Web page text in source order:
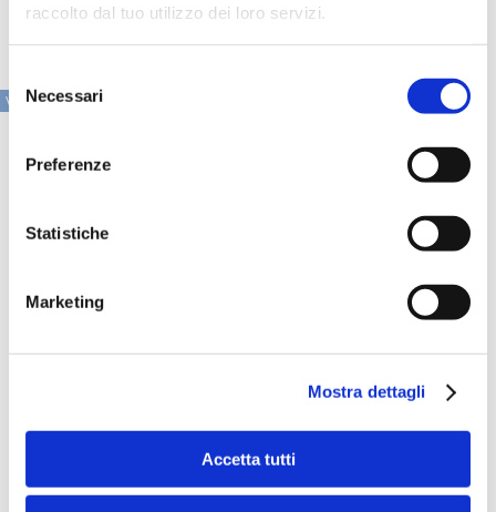
raccolto dal tuo utilizzo dei loro servizi.
delNecessari
Preferenze
Statistiche
Marketing
Mostra dettagli
Accetta tutti
VAI ALLA SEZIONE IN PRIMO PIANO